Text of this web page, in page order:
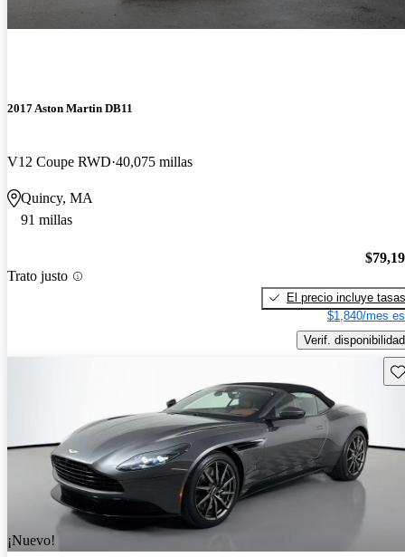
2017 Aston Martin DB11
V12 Coupe RWD 40,075 millas
Quincy, MA
91 millas
Trato justo
El precio incluye tasas
$1,840/mes
Verif. disponibilidad
¡Nuevo!